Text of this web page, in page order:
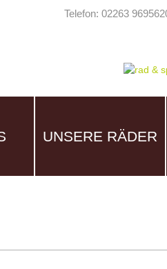
Telefon: 02263
UNSERE RÄDER